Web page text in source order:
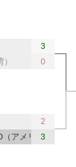
3
0
2
アメリカ）
3